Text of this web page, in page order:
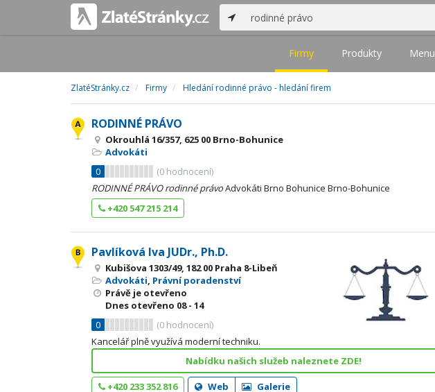
Firmy Produkty Menu
ZlatéStránky.cz Firmy Hledání rodinné právo - hledání firem
RODINNÉ PRÁVO
Okrouhlá 16/357, 625 00 Brno-Bohunice
Advokáti
0
(0 hodnocení)
RODINNÉ PRÁVO rodinné právoAdvokáti Brno Bohunice Brno-Bohunice
+420 547 215 214
Pavlíková Iva JUDr., Ph.D.
Kubišova 1303/49, 182 00 Praha 8-Libeň
Advokáti, Právní poradenství
Právě je otevřeno
Dnes otevřeno 08 - 14
0
(0 hodnocení)
Kancelář plně využívá moderní techniku.
Nabídku našich služeb naleznete ZDE!
+420 233 352 816 Web Galerie